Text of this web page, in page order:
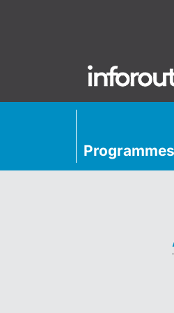
Programmes